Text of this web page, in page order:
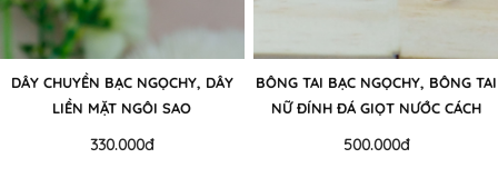
DÂY CHUYỀN BẠC NGỌCHY, DÂY
LIỀN MẶT NGÔI SAO
330.000đ
BÔNG TAI BẠC NGỌCHY, BÔNG TAI
NỮ ĐÍNH ĐÁ GIỌT NƯỚC CÁCH
500.000đ